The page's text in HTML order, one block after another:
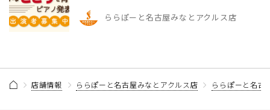
ららぽーと名古屋みなとアクルス店
店舗情報 ららぽーと名古屋みなとアクルス店 ららぽーと名古